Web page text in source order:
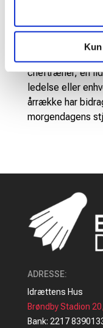
Badminton
til en, der har
udviklingen af
cheftræner, en
ledelse eller
årrække har
morgendagens
ADRESSE:
Idrættens Hus
Brøndby Stadion
Bank: 2217